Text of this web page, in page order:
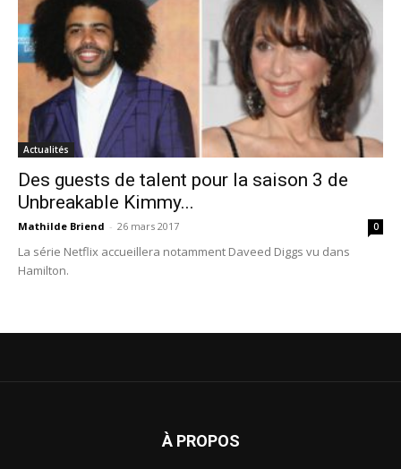
Actualités
Des guests de talent pour la saison 3 de
Unbreakable Kimmy...
Mathilde Briend - 26 mars 2017 0
La série Netflix accueillera notamment Daveed Diggs vu dans
Hamilton.
À PROPOS